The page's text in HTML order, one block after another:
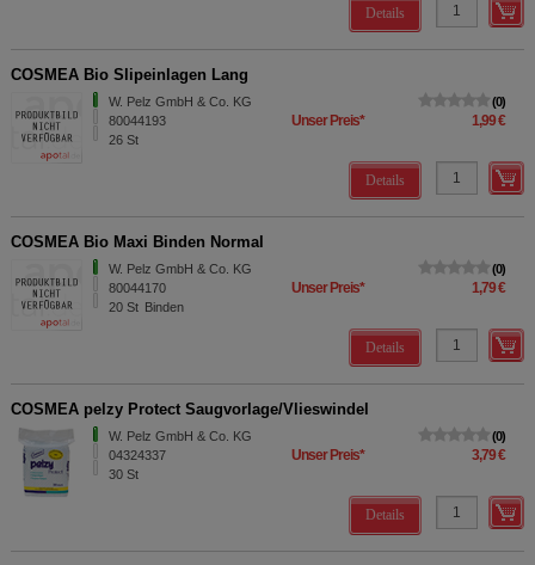
Details
COSMEA Bio Slipeinlagen Lang
W. Pelz GmbH & Co. KG
80044193
26 St
0
Unser Preis* 1,99 €
Details
COSMEA Bio Maxi Binden Normal
W. Pelz GmbH & Co. KG
80044170
20 St Binden
0
Unser Preis* 1,79 €
Details
COSMEA pelzy Protect Saugvorlage/Vlieswindel
W. Pelz GmbH & Co. KG
04324337
30 St
0
Unser Preis* 3,79 €
Details